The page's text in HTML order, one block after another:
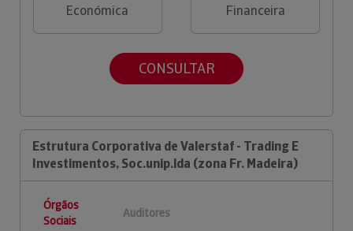
Económica
Financeira
CONSULTAR
Estrutura Corporativa de Valerstaf - Trading E
Investimentos, Soc.unip.lda (zona Fr. Madeira)
Órgãos
Sociais
Auditores